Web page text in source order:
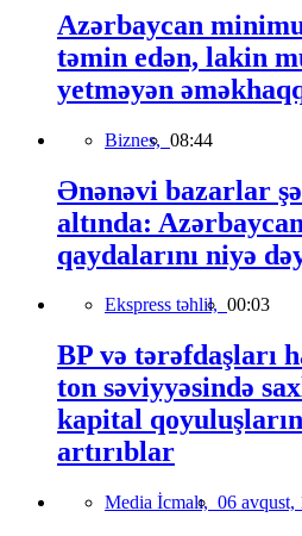
Azərbaycan
təmin edən, lakin
yetməyən
Biznes, 08:44
Ənənəvi bazarlar
altında:
qaydalarını niyə
Ekspress təhlil, 00:03
BP və tərəfdaşları
ton səviyyəsində
kapital
artırıblar
Media İcmalı, 06 avqust,